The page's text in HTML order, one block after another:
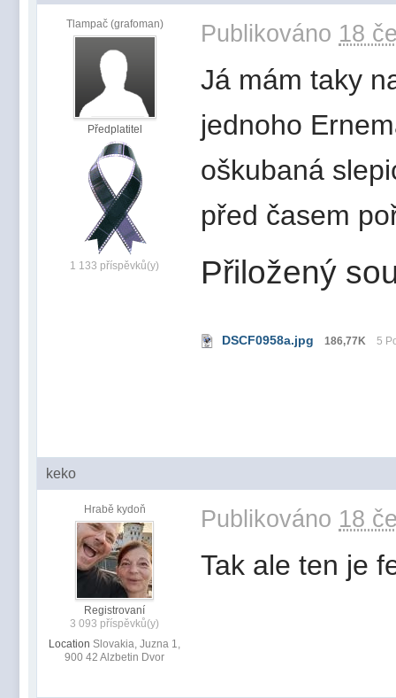
Tlampač (grafoman)
Předplatitel
1 133 příspěvků(y)
Publikováno 18
Já mám taky
jednoho
oškubaná
před časem
Přiložený
DSCF0958a.jpg 186,77K 5
keko
Hrabě kydoň
Registrovaní
3 093 příspěvků(y)
Location Slovakia, Juzna 1,
900 42 Alzbetin Dvor
Publikováno 18
Tak ale ten je